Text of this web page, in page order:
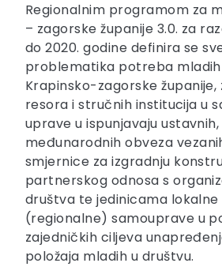
Regionalnim programom za
– zagorske županije 3.0. za
do 2020. godine definira se
problematika potreba
Krapinsko-zagorske
resora i stručnih institucija u
uprave u ispunjavaju
međunarodnih obveza
smjernice za izgradnju
partnerskog odnosa s
društva te jedinicama
(regionalne) samouprave u
zajedničkih ciljeva
položaja mladih u društvu.